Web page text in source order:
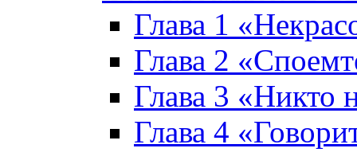
Глава 1
Глава 2
Глава 3 «Никто
Глава 4